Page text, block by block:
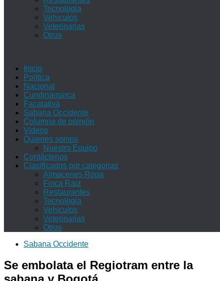
Tecnologia
Vehiculos
Veterinarias
Otros
Inicio
Política
Nacional
Cundinamarca
Facatativá
Sabana Occidente
Columna de opinión
Videos
Quienes somos
Nuestro Equipo
Contáctenos
Clasificados por categorias
Almacenes Ropa
Finca Raiz
Restaurantes
Tecnologia
Vehiculos
Veterinarias
Otros
Sabana Occidente
Se embolata el Regiotram entre la